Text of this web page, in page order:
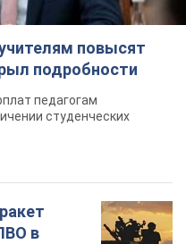
повысят
подробности
педагогам
студенческих
в